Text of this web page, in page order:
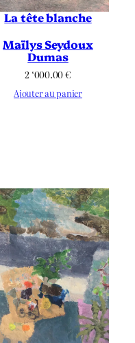
La tête blanche
Maïlys Seydoux
Dumas
2 ‘000.00€
Ajouter au panier